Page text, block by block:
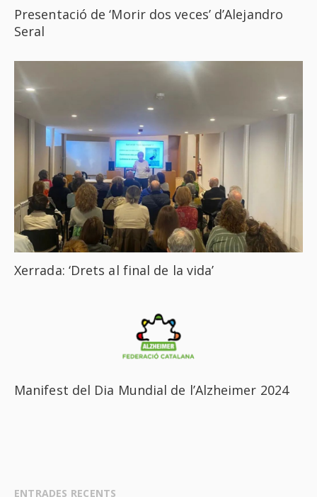
Presentació de ‘Morir dos veces’ d’Alejandro
Seral
Xerrada: ‘Drets al final de la vida’
Manifest del Dia Mundial de l’Alzheimer 2024
ENTRADES RECENTS